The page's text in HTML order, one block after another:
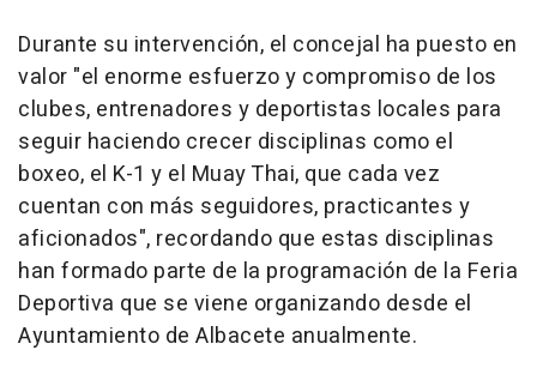
Durante su intervención, el concejal ha puesto en
valor "el enorme esfuerzo y compromiso de los
clubes, entrenadores y deportistas locales para
seguir haciendo crecer disciplinas como el
boxeo, el K-1 y el Muay Thai, que cada vez
cuentan con más seguidores, practicantes y
aficionados", recordando que estas disciplinas
han formado parte de la programación de la Feria
Deportiva que se viene organizando desde el
Ayuntamiento de Albacete anualmente.